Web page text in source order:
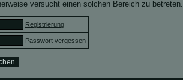
versucht einen solchen Bereich zu betreten.
Registrierung
Passwort vergessen